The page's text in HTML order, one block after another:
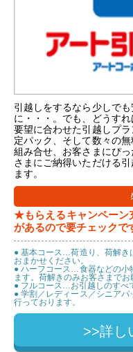
引越しをするなら少しで
に・・・。でも、どうす
要望に合わせた引越しプ
定パック、そして数々の
組み合せ、お客さまにぴ
さまにご納得いただける
ます。
★もらえるキャンペーン
があるので要チェックで
● 基本コース…荷造り、荷解き
おまかせください。
● ハーフコース…食器などの小
ます。荷解きのみお客さまでお
● フルコース…お引越しのすべ
● 学割／レディース／シニア
行っております。
>>詳し